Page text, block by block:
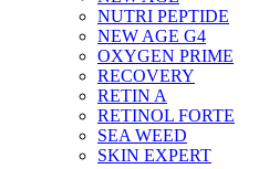
NUTRI PEPTIDE
NEW AGE G4
OXYGEN PRIME
RECOVERY
RETIN A
RETINOL FORTE
SEA WEED
SKIN EXPERT